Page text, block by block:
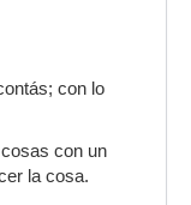
con lo
con un
la cosa.